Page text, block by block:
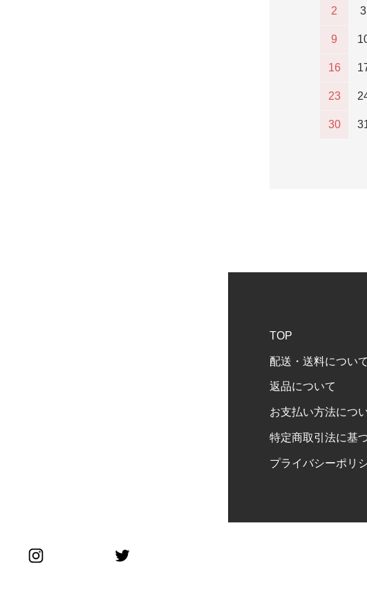
2 3
9
16
23
30
TOP
配送・送料について
返品について
お支払い方法につ
特定商取引法に基
プライバシーポリ